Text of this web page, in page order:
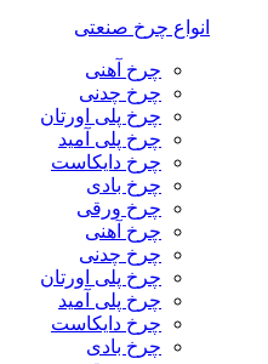
انواع چرخ صنعتی
چرخ آهنی
چرخ چدنی
چرخ پلی اورتان
چرخ پلی آمید
چرخ دایکاست
چرخ بادی
چرخ ورقی
چرخ آهنی
چرخ چدنی
چرخ پلی اورتان
چرخ پلی آمید
چرخ دایکاست
چرخ بادی